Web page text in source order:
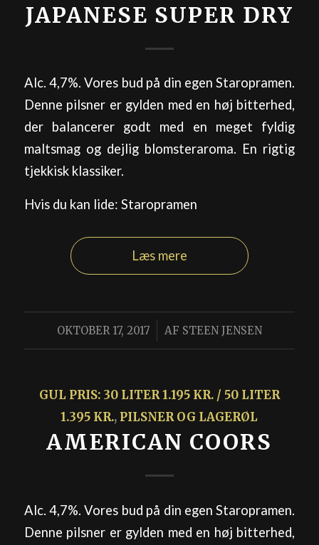
JAPANESE SUPER DRY
Alc. 4,7%. Vores bud på din egen Staropramen.
Denne pilsner er gylden med en høj bitterhed,
der balancerer godt med en meget fyldig
maltsmag og dejlig blomsteraroma. En rigtig
tjekkisk klassiker.
Hvis du kan lide: Staropramen
Læs mere
OKTOBER 17, 2017
/ AF STEEN JENSEN
GUL PRIS: 30 LITER 1.195 KR. / 50 LITER
1.395 KR., PILSNER OG LAGERØL
AMERICAN COORS
Alc. 4,7%. Vores bud på din egen Staropramen.
Denne pilsner er gylden med en høj bitterhed,